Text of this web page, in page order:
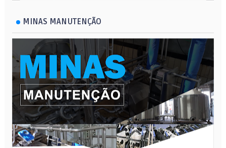
MINAS MANUTENÇÃO